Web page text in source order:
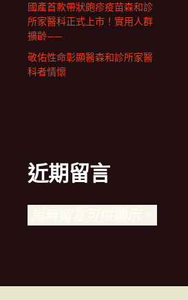
國產首款帶狀皰疹疫苗森和診
所家醫科正式上市！實用人群
擴齡——
敬佑性命彰顯醫森和診所家醫
科者情懷
近期留言
尚無留言可供顯示。